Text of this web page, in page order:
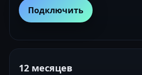
Подключить
12 месяцев